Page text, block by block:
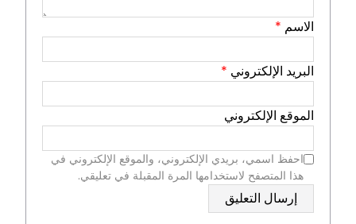
الاسم *
البريد الإلكتروني *
الموقع الإلكتروني
احفظ اسمي، بريدي الإلكتروني، والموقع الإلكتروني في
هذا المتصفح لاستخدامها المرة المقبلة في تعليقي.